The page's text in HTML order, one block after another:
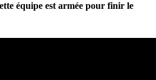
équipe est armée pour finir le